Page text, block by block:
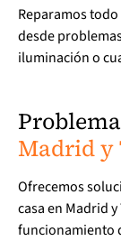
Reparamos
desde
iluminación o
Madrid y
Ofrecemos
casa en Madrid
funcionamiento